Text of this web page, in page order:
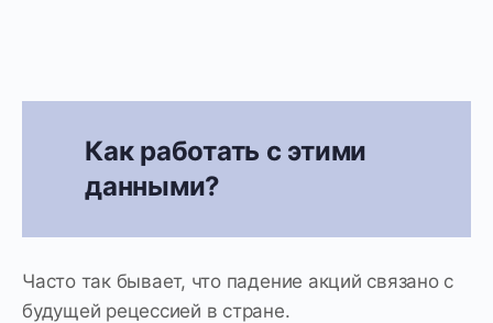
Как работать с этими
данными?
Часто так бывает, что падение акций связано с
будущей рецессией в стране.